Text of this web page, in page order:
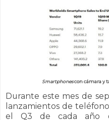
Smartphonescon cámara y
Durante este mes de
lanzamientos de
el Q3 de cada año